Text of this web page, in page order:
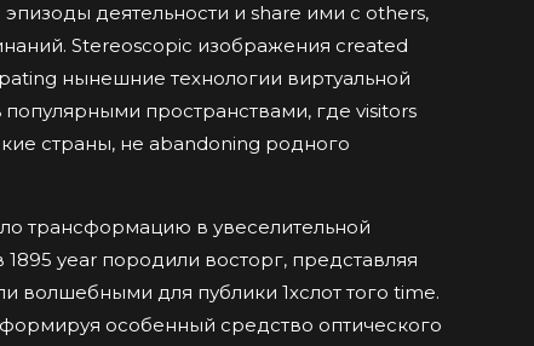
деятельности и share ими с others,
Stereoscopic изображения created
нынешние технологии виртуальной
пространствами, где visitors
страны, не abandoning родного
трансформацию в увеселительной
year породили восторг, представляя
для публики 1хслот того time.
особенный средство оптического